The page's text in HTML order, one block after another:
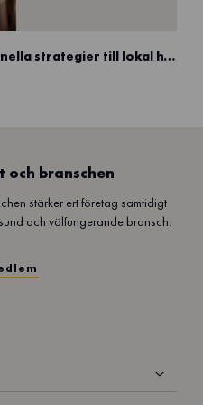
Sommarkrönika: Från nationella strategier till lokal handlingskraft
branschen
stärker ert företag samtidigt
och välfungerande bransch.